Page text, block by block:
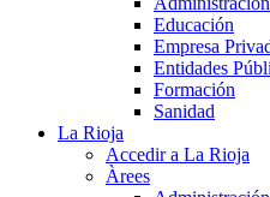
Educación
Empresa
Entidades
Formación
Sanidad
La Rioja
Accedir a La Rioja
Àrees